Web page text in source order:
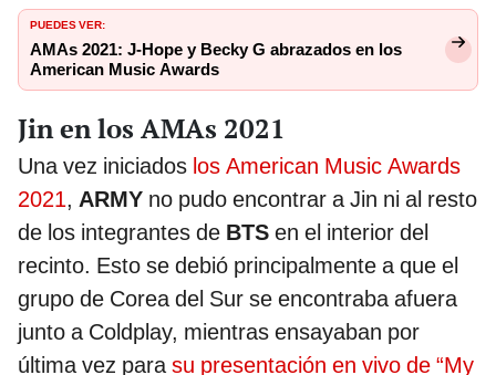
PUEDES VER:
AMAs 2021: J-Hope y Becky G abrazados en los
American Music Awards
Jin en los AMAs 2021
Una vez iniciados los American Music Awards
2021, ARMY no pudo encontrar a Jin ni al resto
de los integrantes de BTS en el interior del
recinto. Esto se debió principalmente a que el
grupo de Corea del Sur se encontraba afuera
junto a Coldplay, mientras ensayaban por
última vez parasu presentación en vivo de “My